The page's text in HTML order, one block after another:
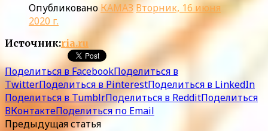
Опубликовано КАМАЗВторник, 16 июня
2020 г.
Источник:ria.ru
Поделиться в FacebookПоделиться в
TwitterПоделиться в PinterestПоделиться в LinkedIn
Поделиться в TumblrПоделиться в RedditПоделиться
ВКонтактеПоделиться по Email
Предыдущая статья